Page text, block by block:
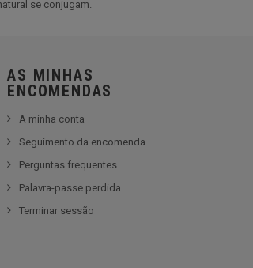
se conjugam.
AS MINHAS
ENCOMENDAS
A minha conta
Seguimento da encomenda
Perguntas frequentes
Palavra-passe perdida
Terminar sessão